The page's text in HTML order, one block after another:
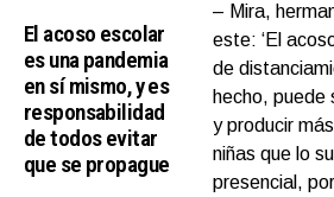
El acoso escolar
es una pandemia
en sí mismo, y es
responsabilidad
de todos evitar
que se propague
– Mira,
este: ‘El
de
hecho, puede
y producir
niñas que lo
presencial,